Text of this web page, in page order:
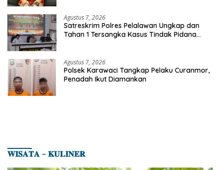
Agustus 7, 2026
Satreskrim Polres Pelalawan Ungkap dan
Tahan 1 Tersangka Kasus Tindak Pidana
Agustus 7, 2026
Polsek Karawaci Tangkap Pelaku Curanmor,
Penadah Ikut Diamankan
𝐖𝐈𝐒𝐀𝐓𝐀 – 𝐊𝐔𝐋𝐈𝐍𝐄𝐑